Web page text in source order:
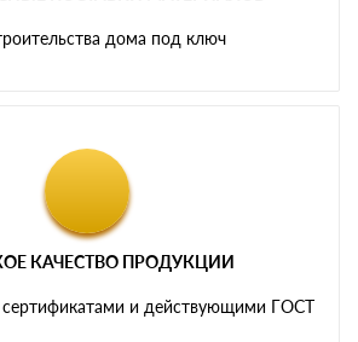
дома под ключ
КАЧЕСТВО ПРОДУКЦИИ
и действующими ГОСТ